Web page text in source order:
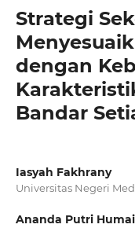
Strategi
dengan
Bandar
Iasyah Fakhrany
Universitas Negeri
Ananda Putri